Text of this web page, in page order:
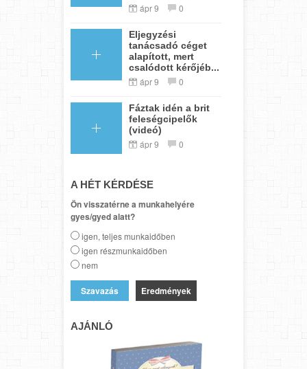
ápr 9 0
Eljegyzési
tanácsadó céget
alapított, mert
csalódott kérőjéb...
ápr 9 0
Fáztak idén a brit
feleségcipelők
(videó)
ápr 9 0
A HÉT KÉRDÉSE
Ön visszatérne a munkahelyére
gyes/gyed alatt?
igen, teljes munkaidőben
igen részmunkaidőben
nem
Eredmények
AJÁNLÓ